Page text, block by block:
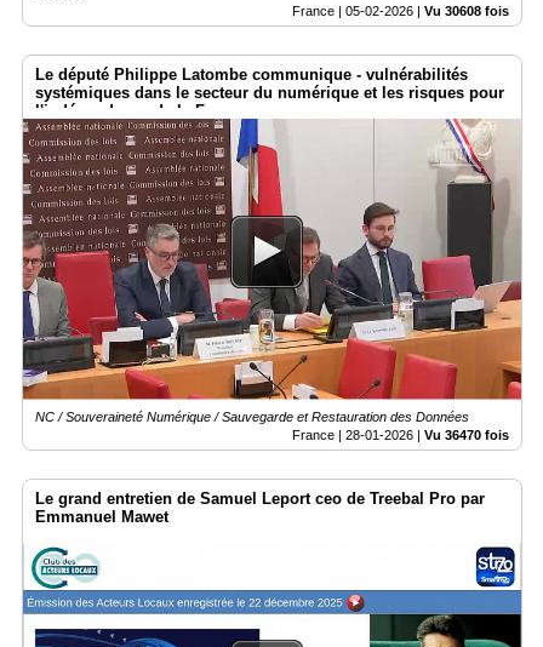
France | 05-02-2026 Vu 30608 fois
Le député Philippe Latombe communique - vulnérabilités
systémiques dans le secteur du numérique et les risques pour
l'indépendance de la France.
NC / Souveraineté Numérique / Sauvegarde et Restauration des Données
France | 28-01-2026 | Vu 36470 fois
Le grand entretien de Samuel Leport ceo de Treebal Pro par
Emmanuel Mawet